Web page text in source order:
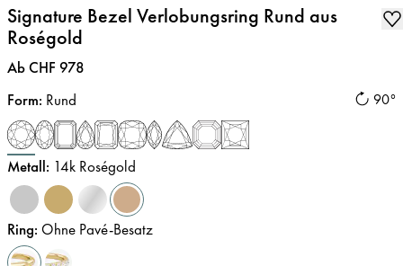
Signature Bezel Verlobungsring Rund aus
Roségold
Preis:
Ab CHF 978
90°
Form: Rund
Metall: 14k Roségold
Ring: Ohne Pavé-Besatz